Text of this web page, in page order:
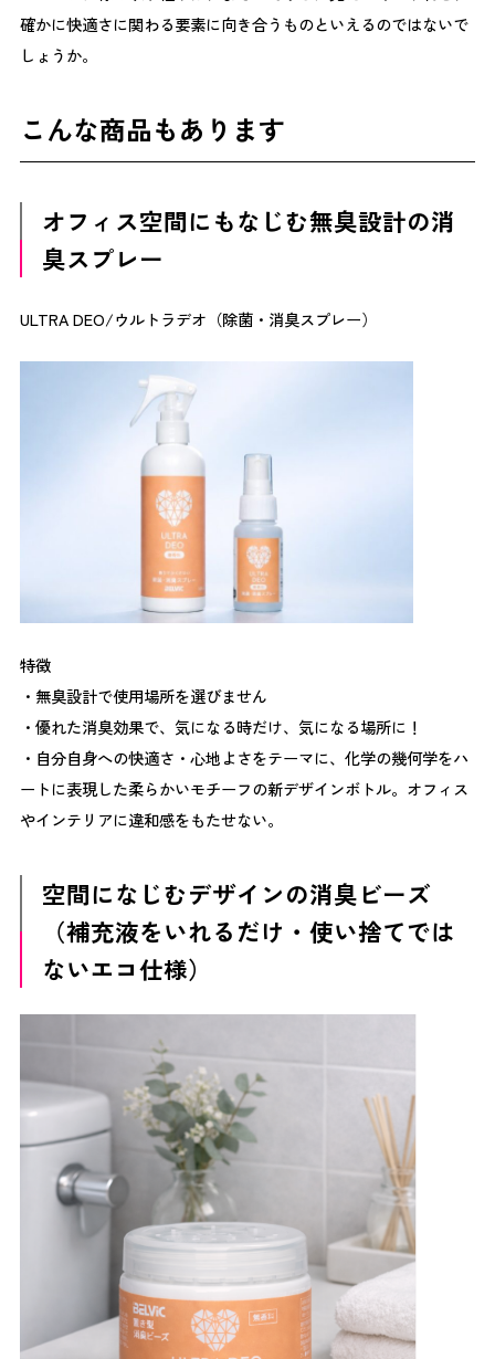
活躍推進サービス 「Fellne」 を展開する株式会社オカモ
トヤ様との共同開催として実施しました。 Fellneは、女性
丸天産業もその想いに共感し、オフィス空間づくりに関わ
現しました。人、地域、世代、働き方、ライフスタイル。
それぞれの違いを理解し合うことが、これからの職場づく
りにつながる第一歩になると考えています。 当日の会場
フロアごとにテーマを設けたプログラムを実施しました。
ブースで実際に製品やサービスを体験する姿・企業同士が
情報交換する様子 など、さまざまな交流が自然と生まれ
ていました。「女性の健康や働き方」というテーマは、と
きに話しづらさを感じるものでもあります。しかし、体験
や対話を通じて「自分ごと」として考える時間が生まれた
ことで、多くの参加者が新しい気づきを持ち帰られた様子
が印象的でした。 フロア別プログラム 1F｜コミュニケー
ション ― 語り、つながる 1Fでは、カフェ空間を活かした
トークセッション・セミナー・展示を開催しました。 企
業の実践事例をもとにしたトークセッションでは、 他社
の女性活躍の取り組み 組織づくりの工夫 職場の課題 など
が共有され、参加者同士の活発な対話が生まれました。
また、AI活用や健康に関するセミナーなど、働き方のヒン
トにつながる学びの機会も提供しました。 カフェの運営
にはjam’s TACOS様・MALIBU COFFEE様にご協力いただ
きました 会場の雰囲気がより温かく柔らかなものとなり
ました 骨盤底筋エクササイズによる尿失禁の改善事例と
hermot体験としてまずは基礎知識を学びました 令和の子
を開催しました AI BLOOM JAPANリスキニングプログラ
ムについて説明しつつ今日から使える実践的なAIをご紹介
しました 3F｜学び ― 心と身体を整える 3Fでは、身体と
心のコンディションに目を向ける体験型プログラムと展示
アンケートでは 「社内環境整備への学びが多かった」
「女性だけの視点がメインではなく男性にも寄り添った内
容」 といった声も寄せられました。 また、和室で行われ
た茶の湯体験では「心が落ち着く時間だった」「和の文化
に触れられた」などの感想が多く寄せられました。 ３Fフ
ロアの様子 チェアの座り心地を体験しながら働き方を考
える コクヨマーケティング様 骨盤底筋トレーニング
DoFem様 あの有名な場所の香りが実は・・・？！と香り
体験をしながらその影響の凄さに大反響 アーバンゲート
売機 ダイドードリンコ様 体組成や骨密度を測定できる
体験も 八神製作所様 いやなニオイだけをカットする消
確かに快適さに関わる要素に向き合うものといえるのではないで
しょうか。
こんな商品もあります
オフィス空間にもなじむ無臭設計の消
臭スプレー
ULTRA DEO/ウルトラデオ（除菌・消臭スプレー）
特徴
・無臭設計で使用場所を選びません
・優れた消臭効果で、気になる時だけ、気になる場所に！
・自分自身への快適さ・心地よさをテーマに、化学の幾何学をハ
ートに表現した柔らかいモチーフの新デザインボトル。オフィス
やインテリアに違和感をもたせない。
空間になじむデザインの消臭ビーズ
（補充液をいれるだけ・使い捨てでは
ないエコ仕様）